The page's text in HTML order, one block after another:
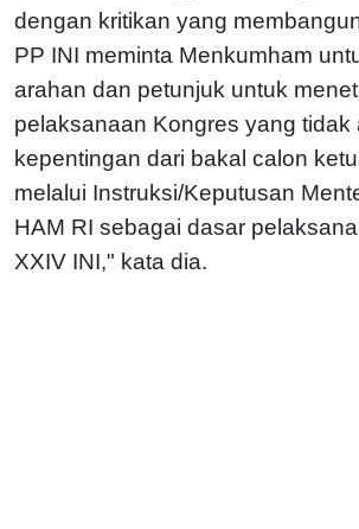
dengan kritikan yang
PP INI meminta Menkumham
arahan dan petunjuk untuk
pelaksanaan Kongres yang tidak
kepentingan dari bakal calon
melalui Instruksi/Keputusan
HAM RI sebagai dasar
XXIV INI," kata dia.